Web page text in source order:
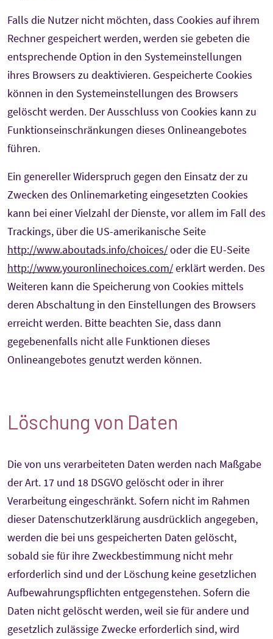
Falls die Nutzer nicht möchten, dass Cookies auf ihrem
Rechner gespeichert werden, werden sie gebeten die
entsprechende Option in den Systemeinstellungen
ihres Browsers zu deaktivieren. Gespeicherte Cookies
können in den Systemeinstellungen des Browsers
gelöscht werden. Der Ausschluss von Cookies kann zu
Funktionseinschränkungen dieses Onlineangebotes
führen.
Ein genereller Widerspruch gegen den Einsatz der zu
Zwecken des Onlinemarketing eingesetzten Cookies
kann bei einer Vielzahl der Dienste, vor allem im Fall des
Trackings, über die US-amerikanische Seite
http://www.aboutads.info/choices/oder die EU-Seite
http://www.youronlinechoices.com/erklärt werden. Des
Weiteren kann die Speicherung von Cookies mittels
deren Abschaltung in den Einstellungen des Browsers
erreicht werden. Bitte beachten Sie, dass dann
gegebenenfalls nicht alle Funktionen dieses
Onlineangebotes genutzt werden können.
Löschung von Daten
Die von uns verarbeiteten Daten werden nach Maßgabe
der Art. 17 und 18 DSGVO gelöscht oder in ihrer
Verarbeitung eingeschränkt. Sofern nicht im Rahmen
dieser Datenschutzerklärung ausdrücklich angegeben,
werden die bei uns gespeicherten Daten gelöscht,
sobald sie für ihre Zweckbestimmung nicht mehr
erforderlich sind und der Löschung keine gesetzlichen
Aufbewahrungspflichten entgegenstehen. Sofern die
Daten nicht gelöscht werden, weil sie für andere und
gesetzlich zulässige Zwecke erforderlich sind, wird